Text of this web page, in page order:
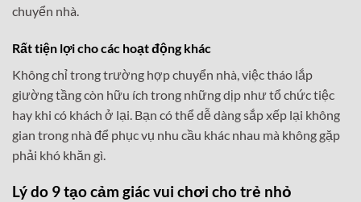
chuyển nhà.
Rất tiện lợi cho các hoạt động khác
Không chỉ trong trường hợp chuyển nhà, việc tháo lắp
giường tầng còn hữu ích trong những dịp như tổ chức tiệc
hay khi có khách ở lại. Bạn có thể dễ dàng sắp xếp lại không
gian trong nhà để phục vụ nhu cầu khác nhau mà không gặp
phải khó khăn gì.
Lý do 9 tạo cảm giác vui chơi cho trẻ nhỏ